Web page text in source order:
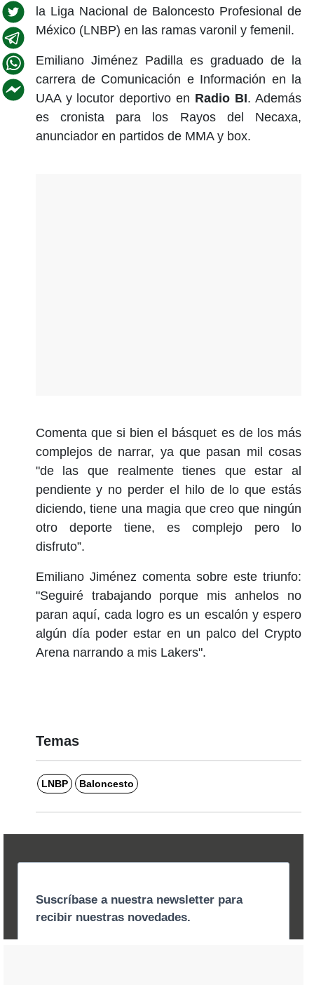
la Liga Nacional de Baloncesto Profesional de
México (LNBP) en las ramas varonil y femenil.
Emiliano Jiménez Padilla es graduado de la
carrera de Comunicación e Información en la
UAA y locutor deportivo en Radio BI. Además
es cronista para los Rayos del Necaxa,
anunciador en partidos de MMA y box.
Comenta que si bien el básquet es de los más
complejos de narrar, ya que pasan mil cosas
"de las que realmente tienes que estar al
pendiente y no perder el hilo de lo que estás
diciendo, tiene una magia que creo que ningún
otro deporte tiene, es complejo pero lo
disfruto”.
Emiliano Jiménez comenta sobre este triunfo:
"Seguiré trabajando porque mis anhelos no
paran aquí, cada logro es un escalón y espero
algún día poder estar en un palco del Crypto
Arena narrando a mis Lakers".
Temas
LNBP Baloncesto